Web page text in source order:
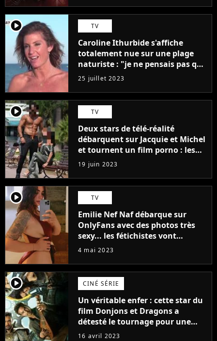
player2 TV
Caroline Ithurbide s'affiche
totalement nue sur une plage
naturiste : "je ne pensais pas que
j'arriverais à le faire..."
25 juillet 2023
player2 TV
Deux stars de télé-réalité
débarquent sur Jacquie et Michel
et tournent un film porno : les
premières images du tournage
(exclu)
19 juin 2023
player2 TV
Emilie Nef Naf débarque sur
OnlyFans avec des photos très
sexy... les fétichistes vont
prendre leur pied !
4 mai 2023
player2 CINÉ SÉRIE
Un véritable enfer : cette star du
film Donjons et Dragons a
détesté le tournage pour une
raison très spéciale
16 avril 2023